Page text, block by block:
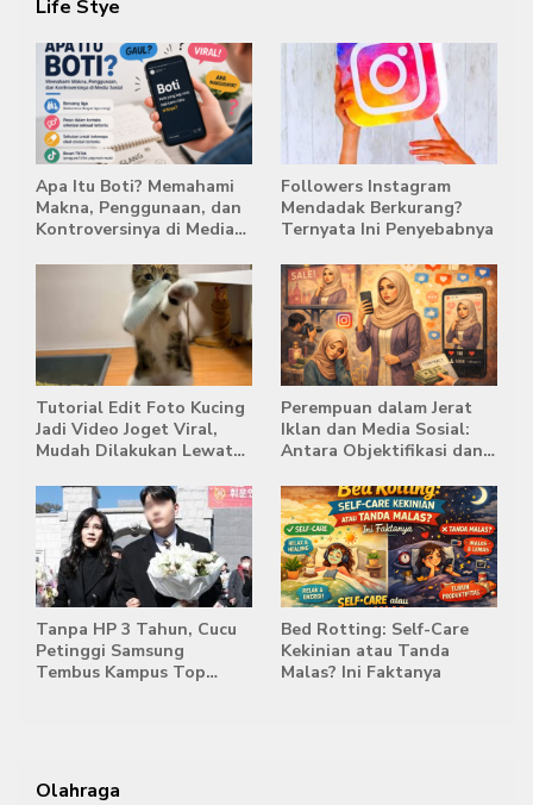
Life Stye
Apa Itu Boti? Memahami
Makna, Penggunaan, dan
Kontroversinya di Media
Followers Instagram
Mendadak Berkurang?
Ternyata Ini Penyebabnya
Tutorial Edit Foto Kucing
Jadi Video Joget Viral,
Mudah Dilakukan Lewat
Perempuan dalam Jerat
Iklan dan Media Sosial:
Antara Objektifikasi dan
Tanpa HP 3 Tahun, Cucu
Petinggi Samsung
Tembus Kampus Top
Bed Rotting: Self-Care
Kekinian atau Tanda
Malas? Ini Faktanya
Olahraga